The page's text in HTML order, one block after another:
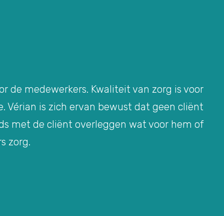
de medewerkers. Kwaliteit van zorg is voor
Vérian is zich ervan bewust dat geen cliënt
met de cliënt overleggen wat voor hem of
zorg.